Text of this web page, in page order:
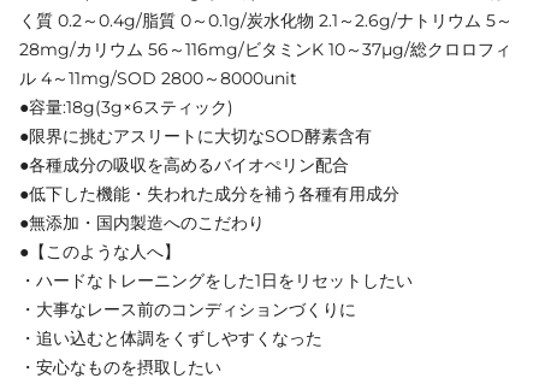
く質 0.2～0.4g/脂質 0～0.1g/炭水化物 2.1～2.6g/ナトリウム 5～
28mg/カリウム 56～116mg/ビタミンK 10～37μg/総クロロフィ
ル 4～11mg/SOD 2800～8000unit
●容量:18g(3g×6スティック)
●限界に挑むアスリートに大切なSOD酵素含有
●各種成分の吸収を高めるバイオぺリン配合
●低下した機能・失われた成分を補う各種有用成分
●無添加・国内製造へのこだわり
●【このような人へ】
・ハードなトレーニングをした1日をリセットしたい
・大事なレース前のコンディションづくりに
・追い込むと体調をくずしやすくなった
・安心なものを摂取したい